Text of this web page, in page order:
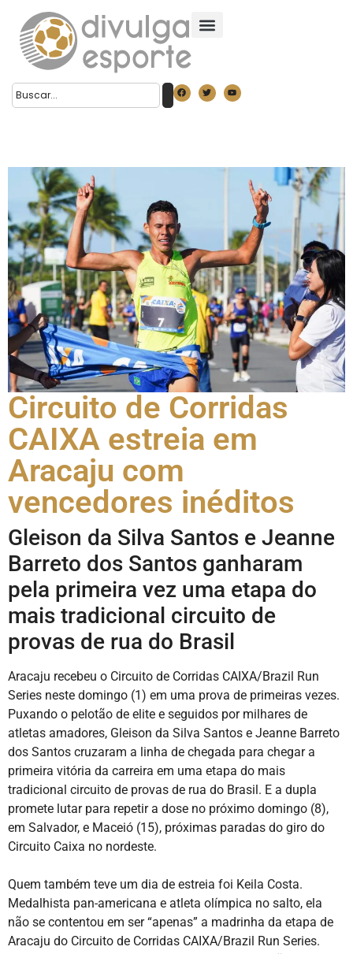
Circuito de Corridas
CAIXA estreia em
Aracaju com
vencedores inéditos
Gleison da Silva Santos e Jeanne
Barreto dos Santos ganharam
pela primeira vez uma etapa do
mais tradicional circuito de
provas de rua do Brasil
Aracaju recebeu o Circuito de Corridas CAIXA/Brazil Run
Series neste domingo (1) em uma prova de primeiras vezes.
Puxando o pelotão de elite e seguidos por milhares de
atletas amadores, Gleison da Silva Santos e Jeanne Barreto
dos Santos cruzaram a linha de chegada para chegar a
primeira vitória da carreira em uma etapa do mais
tradicional circuito de provas de rua do Brasil. E a dupla
promete lutar para repetir a dose no próximo domingo (8),
em Salvador, e Maceió (15), próximas paradas do giro do
Circuito Caixa no nordeste.
Quem também teve um dia de estreia foi Keila Costa.
Medalhista pan-americana e atleta olímpica no salto, ela
não se contentou em ser “apenas” a madrinha da etapa de
Aracaju do Circuito de Corridas CAIXA/Brazil Run Series.